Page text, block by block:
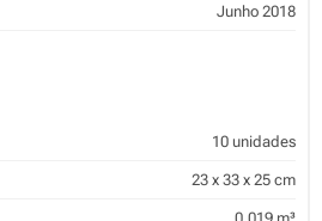
Junho 2018
10 unidades
23 x 33 x 25 cm